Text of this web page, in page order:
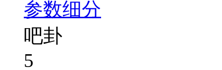
参数细分
吧卦
5